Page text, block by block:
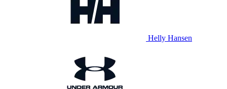
Helly Hansen